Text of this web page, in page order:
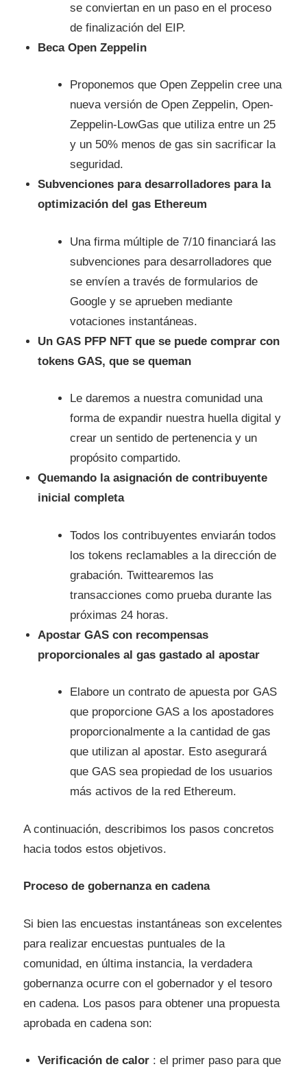
se conviertan en un paso en el proceso
de finalización del EIP.
Beca Open Zeppelin
Proponemos que Open Zeppelin cree una
nueva versión de Open Zeppelin, Open-
Zeppelin-LowGas que utiliza entre un 25
y un 50% menos de gas sin sacrificar la
seguridad.
Subvenciones para desarrolladores para la
optimización del gas Ethereum
Una firma múltiple de 7/10 financiará las
subvenciones para desarrolladores que
se envíen a través de formularios de
Google y se aprueben mediante
votaciones instantáneas.
Un GAS PFP NFT que se puede comprar con
tokens GAS, que se queman
Le daremos a nuestra comunidad una
forma de expandir nuestra huella digital y
crear un sentido de pertenencia y un
propósito compartido.
Quemando la asignación de contribuyente
inicial completa
Todos los contribuyentes enviarán todos
los tokens reclamables a la dirección de
grabación. Twittearemos las
transacciones como prueba durante las
próximas 24 horas.
Apostar GAS con recompensas
proporcionales al gas gastado al apostar
Elabore un contrato de apuesta por GAS
que proporcione GAS a los apostadores
proporcionalmente a la cantidad de gas
que utilizan al apostar. Esto asegurará
que GAS sea propiedad de los usuarios
más activos de la red Ethereum.
A continuación, describimos los pasos concretos
hacia todos estos objetivos.
Proceso de gobernanza en cadena
Si bien las encuestas instantáneas son excelentes
para realizar encuestas puntuales de la
comunidad, en última instancia, la verdadera
gobernanza ocurre con el gobernador y el tesoro
en cadena. Los pasos para obtener una propuesta
aprobada en cadena son:
Verificación de calor : el primer paso para que